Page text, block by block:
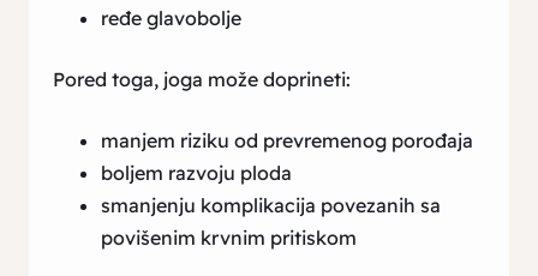
ređe glavobolje
Pored toga, joga može doprineti:
manjem riziku od prevremenog porođaja
boljem razvoju ploda
smanjenju komplikacija povezanih sa
povišenim krvnim pritiskom